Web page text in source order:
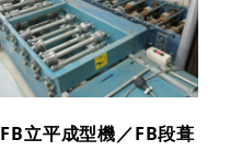
FB立平成型機／FB段葺